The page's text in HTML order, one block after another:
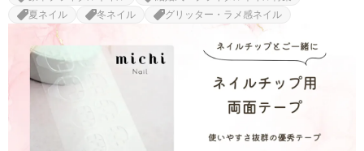
夏ネイル
冬ネイル グリッター・ラメ感ネイル